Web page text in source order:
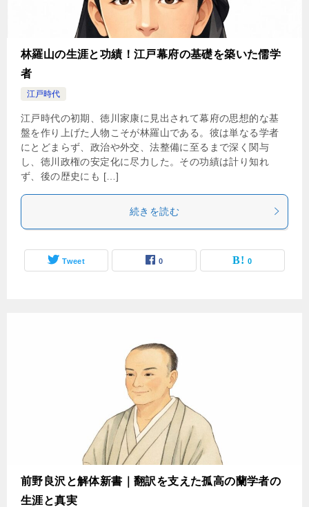
林羅山の生涯と功績！江戸幕府の基礎を築いた儒学
者
江戸時代
江戸時代の初期、徳川家康に見出されて幕府の思想的な基
盤を作り上げた人物こそが林羅山である。彼は単なる学者
にとどまらず、政治や外交、法整備に至るまで深く関与
し、徳川政権の安定化に尽力した。その功績は計り知れ
ず、後の歴史にも […]
続きを読む
Tweet 0 0
前野良沢と解体新書｜翻訳を支えた孤高の蘭学者の
生涯と真実